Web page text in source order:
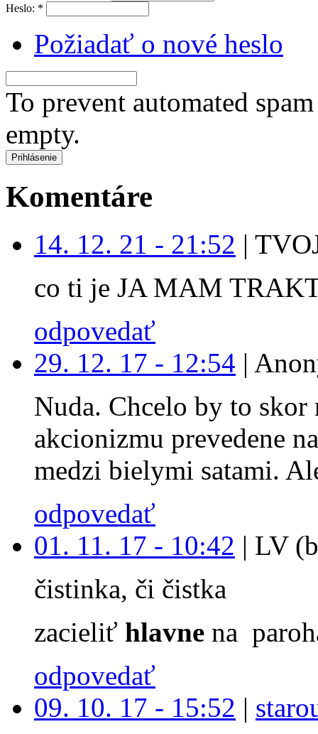
Heslo: *
Požiadať o nové heslo
To prevent automated
empty.
Komentáre
14. 12. 21 - 21:52 |
co ti je JA MAM
odpovedať
29. 12. 17 - 12:54 |
Nuda. Chcelo by to
akcionizmu prevedene
medzi bielymi satami.
odpovedať
01. 11. 17 - 10:42 | LV
čistinka, či čistka
zacieliť hlavne na
odpovedať
09. 10. 17 - 15:52 |